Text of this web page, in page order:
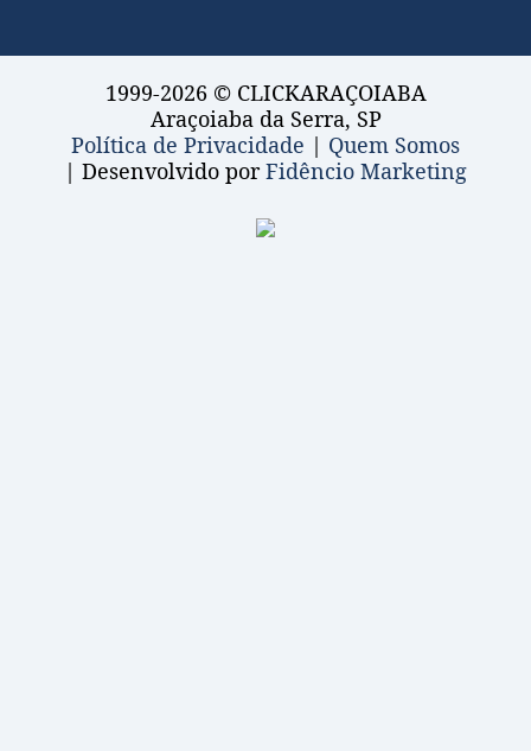
1999-2026 © CLICKARAÇOIABA
Araçoiaba da Serra, SP
Política de Privacidade | Quem Somos
| Desenvolvido porFidêncio Marketing